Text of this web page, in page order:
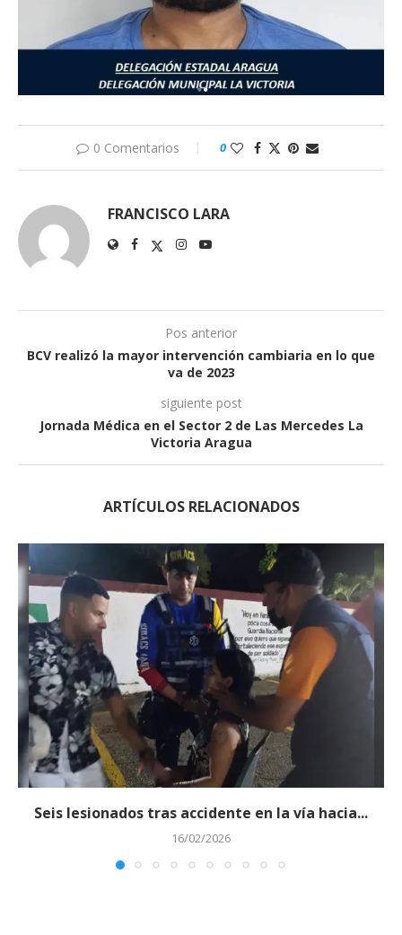
0 Comentarios 0
FRANCISCO LARA
Pos anterior
BCV realizó la mayor intervención cambiaria en lo que
va de 2023
siguiente post
Jornada Médica en el Sector 2 de Las Mercedes La
Victoria Aragua
ARTÍCULOS RELACIONADOS
Seis lesionados tras accidente en la vía hacia...
16/02/2026